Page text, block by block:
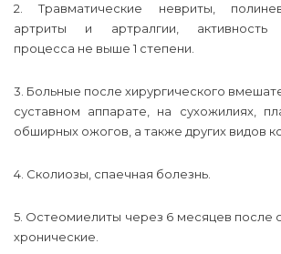
2. Травматические невриты,
артриты и артралгии, активность
процесса не выше 1 степени.
3. Больные после хирургического
суставном аппарате, на сухожилиях,
обширных ожогов, а также других видов
4. Сколиозы, спаечная болезнь.
5. Остеомиелиты через 6 месяцев после
хронические.